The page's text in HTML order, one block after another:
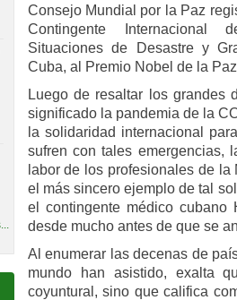
Consejo Mundial por la Paz
Contingente Internacional
Situaciones de Desastre y
Cuba, al Premio Nobel de la
Luego de resaltar los grandes
significado la pandemia de la
la solidaridad internacional
sufren con tales emergencias,
labor de los profesionales de
el más sincero ejemplo de tal
el contingente médico cubano
desde mucho antes de que se
Al enumerar las decenas de
mundo han asistido, exalta
coyuntural, sino que califica